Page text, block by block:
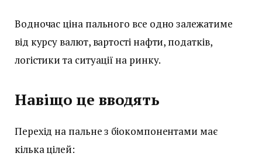
Водночас ціна пального все одно залежатиме
від курсу валют, вартості нафти, податків,
логістики та ситуації на ринку.
Навіщо це вводять
Перехід на пальне з біокомпонентами має
кілька цілей: